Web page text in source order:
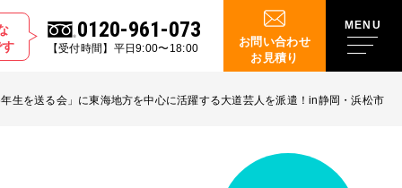
0120-961-073
【受付時間】平日9:00〜18:00
お問い合わせ
お見積り
生を送る会」に東海地方を中心に活躍する大道芸人を派遣！in静岡・浜松市